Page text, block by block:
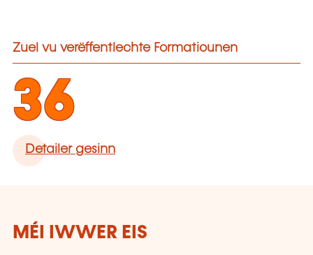
Zuel vu verëffentlechte Formatiounen
36
Detailer gesinn
MÉI IWWER EIS